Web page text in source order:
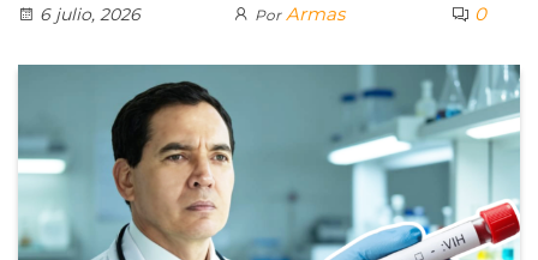
6 julio, 2026
Por Armas 0